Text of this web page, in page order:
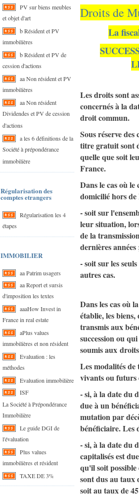
PV sur biens meubles
et objet d'art
b Résident et PV
immobilières
b Résident et PV de
cession d'actions
aa Non résident et PV
immobilières
aa Non résident
Dividendes et PV de cession
d'actions
a les 6 définitions de la
Société à prépondérance
immobilière
Régularisation des
comptes etrangers
Régularisation les 4
étapes
IMMOBILIER
aa Patrim usagers
aa Report et sursis
d'imposition les textes
aaaHow Invest in
France in real estate
aPlus values
immobilières et non résident
Evaluation : les
méthodes
Evaluation immobilière
ISF
La Société à Prépondérance
Immobilière
Le guide DGI de
l'évaluation
Plus values
immobilières et résident
TAXE DE 3%
Droits de
La
Les droits sont
concernés à la
droit commun.
Sous réserve
titre gratuit sont
quelle que soit
France.
Dans le cas où
domicilié hors
- soit sur
leur situation,
de la
dernières années
- soit sur les
autres cas.
Dans les cas où
établie, les
transmis aux
succession ou
soumis aux
Les modalités
vivants ou
- si, à la date du
due à un
mutation par
bénéficiaire. Les
- si, à la date du
capitalisés est
qu'il soit
sont dus au taux
soit au taux de